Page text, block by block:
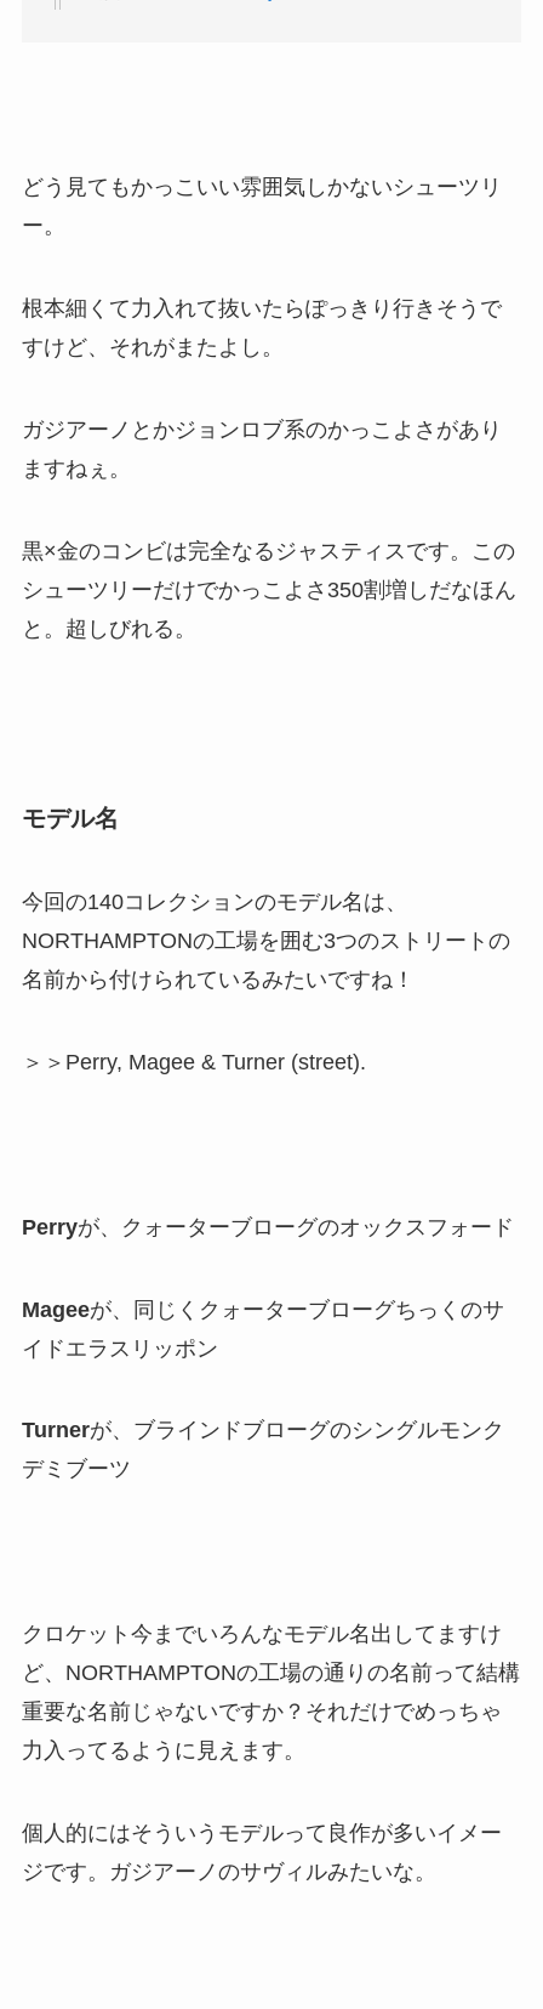
どう見てもかっこいい雰囲気しかないシューツリ
ー。
根本細くて力入れて抜いたらぽっきり行きそうで
すけど、それがまたよし。
ガジアーノとかジョンロブ系のかっこよさがあり
ますねぇ。
黒×金のコンビは完全なるジャスティスです。この
シューツリーだけでかっこよさ350割増しだなほん
と。超しびれる。
モデル名
今回の140コレクションのモデル名は、
NORTHAMPTONの工場を囲む3つのストリートの
名前から付けられているみたいですね！
＞＞Perry, Magee & Turner (street).
Perryが、クォーターブローグのオックスフォード
Mageeが、同じくクォーターブローグちっくのサ
イドエラスリッポン
Turnerが、ブラインドブローグのシングルモンク
デミブーツ
クロケット今までいろんなモデル名出してますけ
ど、NORTHAMPTONの工場の通りの名前って結構
重要な名前じゃないですか？それだけでめっちゃ
力入ってるように見えます。
個人的にはそういうモデルって良作が多いイメー
ジです。ガジアーノのサヴィルみたいな。